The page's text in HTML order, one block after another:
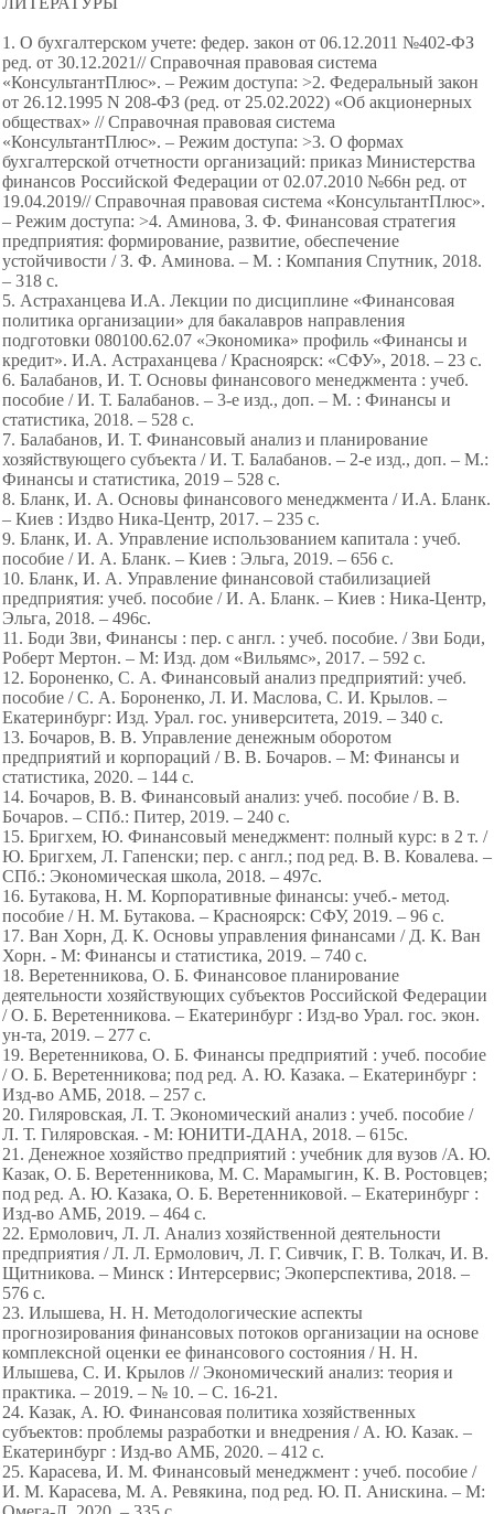
1. О бухгалтерском учете: федер. закон от 06.12.2011 №402-ФЗ
ред. от 30.12.2021// Справочная правовая система
«КонсультантПлюс». – Режим доступа: >2. Федеральный закон
от 26.12.1995 N 208-ФЗ (ред. от 25.02.2022) «Об акционерных
обществах» // Справочная правовая система
«КонсультантПлюс». – Режим доступа: >3. О формах
бухгалтерской отчетности организаций: приказ Министерства
финансов Российской Федерации от 02.07.2010 №66н ред. от
19.04.2019// Справочная правовая система «КонсультантПлюс».
– Режим доступа: >4. Аминова, З. Ф. Финансовая стратегия
предприятия: формирование, развитие, обеспечение
устойчивости / З. Ф. Аминова. – М. : Компания Спутник, 2018.
– 318 с.
5. Астраханцева И.А. Лекции по дисциплине «Финансовая
политика организации» для бакалавров направления
подготовки 080100.62.07 «Экономика» профиль «Финансы и
кредит». И.А. Астраханцева / Красноярск: «СФУ», 2018. – 23 с.
6. Балабанов, И. Т. Основы финансового менеджмента : учеб.
пособие / И. Т. Балабанов. – 3-е изд., доп. – М. : Финансы и
статистика, 2018. – 528 с.
7. Балабанов, И. Т. Финансовый анализ и планирование
хозяйствующего субъекта / И. Т. Балабанов. – 2-е изд., доп. – М.:
Финансы и статистика, 2019 – 528 с.
8. Бланк, И. А. Основы финансового менеджмента / И.А. Бланк.
– Киев : Издво Ника-Центр, 2017. – 235 с.
9. Бланк, И. А. Управление использованием капитала : учеб.
пособие / И. А. Бланк. – Киев : Эльга, 2019. – 656 с.
10. Бланк, И. А. Управление финансовой стабилизацией
предприятия: учеб. пособие / И. А. Бланк. – Киев : Ника-Центр,
Эльга, 2018. – 496с.
11. Боди Зви, Финансы : пер. с англ. : учеб. пособие. / Зви Боди,
Роберт Мертон. – М: Изд. дом «Вильямс», 2017. – 592 с.
12. Бороненко, С. А. Финансовый анализ предприятий: учеб.
пособие / С. А. Бороненко, Л. И. Маслова, С. И. Крылов. –
Екатеринбург: Изд. Урал. гос. университета, 2019. – 340 с.
13. Бочаров, В. В. Управление денежным оборотом
предприятий и корпораций / В. В. Бочаров. – М: Финансы и
статистика, 2020. – 144 с.
14. Бочаров, В. В. Финансовый анализ: учеб. пособие / В. В.
Бочаров. – СПб.: Питер, 2019. – 240 с.
15. Бригхем, Ю. Финансовый менеджмент: полный курс: в 2 т. /
Ю. Бригхем, Л. Гапенски; пер. с англ.; под ред. В. В. Ковалева. –
СПб.: Экономическая школа, 2018. – 497с.
16. Бутакова, Н. М. Корпоративные финансы: учеб.- метод.
пособие / Н. М. Бутакова. – Красноярск: СФУ, 2019. – 96 с.
17. Ван Хорн, Д. К. Основы управления финансами / Д. К. Ван
Хорн. - М: Финансы и статистика, 2019. – 740 с.
18. Веретенникова, О. Б. Финансовое планирование
деятельности хозяйствующих субъектов Российской Федерации
/ О. Б. Веретенникова. – Екатеринбург : Изд-во Урал. гос. экон.
ун-та, 2019. – 277 с.
19. Веретенникова, О. Б. Финансы предприятий : учеб. пособие
/ О. Б. Веретенникова; под ред. А. Ю. Казака. – Екатеринбург :
Изд-во АМБ, 2018. – 257 с.
20. Гиляровская, Л. Т. Экономический анализ : учеб. пособие /
Л. Т. Гиляровская. - М: ЮНИТИ-ДАНА, 2018. – 615с.
21. Денежное хозяйство предприятий : учебник для вузов /А. Ю.
Казак, О. Б. Веретенникова, М. С. Марамыгин, К. В. Ростовцев;
под ред. А. Ю. Казака, О. Б. Веретенниковой. – Екатеринбург :
Изд-во АМБ, 2019. – 464 с.
22. Ермолович, Л. Л. Анализ хозяйственной деятельности
предприятия / Л. Л. Ермолович, Л. Г. Сивчик, Г. В. Толкач, И. В.
Щитникова. – Минск : Интерсервис; Экоперспектива, 2018. –
576 с.
23. Илышева, Н. Н. Методологические аспекты
прогнозирования финансовых потоков организации на основе
комплексной оценки ее финансового состояния / Н. Н.
Илышева, С. И. Крылов // Экономический анализ: теория и
практика. – 2019. – № 10. – С. 16-21.
24. Казак, А. Ю. Финансовая политика хозяйственных
субъектов: проблемы разработки и внедрения / А. Ю. Казак. –
Екатеринбург : Изд-во АМБ, 2020. – 412 с.
25. Карасева, И. М. Финансовый менеджмент : учеб. пособие /
И. М. Карасева, М. А. Ревякина, под ред. Ю. П. Анискина. – М: